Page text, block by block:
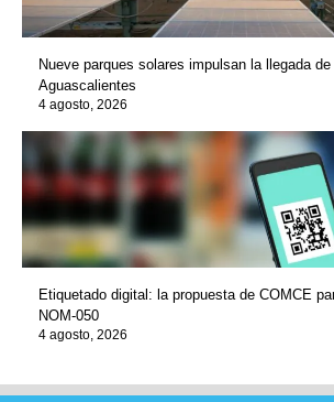
Nueve parques solares impulsan la llegada
Aguascalientes
4 agosto, 2026
Etiquetado digital: la propuesta de COMCE
NOM-050
4 agosto, 2026